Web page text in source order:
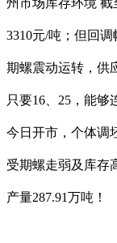
3310元/吨；但回
期螺震动运转，供
只要16、25，能够
今日开市，个体调
受期螺走弱及库存
产量287.91万吨！